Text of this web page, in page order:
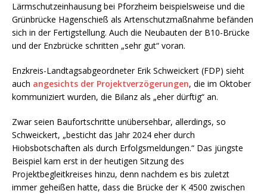
Lärmschutzeinhausung bei Pforzheim beispielsweise und die
Grünbrücke Hagenschieß als Artenschutzmaßnahme befänden
sich in der Fertigstellung. Auch die Neubauten der B10-Brücke
und der Enzbrücke schritten „sehr gut“ voran.
Enzkreis-Landtagsabgeordneter Erik Schweickert (FDP) sieht
auch angesichts der Projektverzögerungen, die im Oktober
kommuniziert wurden, die Bilanz als „eher dürftig“ an.
Zwar seien Baufortschritte unübersehbar, allerdings, so
Schweickert, „besticht das Jahr 2024 eher durch
Hiobsbotschaften als durch Erfolgsmeldungen.“ Das jüngste
Beispiel kam erst in der heutigen Sitzung des
Projektbegleitkreises hinzu, denn nachdem es bis zuletzt
immer geheißen hatte, dass die Brücke der K 4500 zwischen